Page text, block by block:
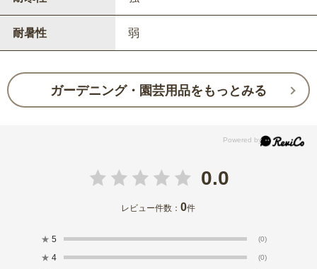
耐暑性 弱
ガーデニング・園芸用品をもっとみる
0.0
レビュー件数：0件
★ 5 (0)
★ 4 (0)